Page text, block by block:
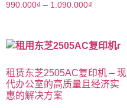
990.000₫ – 1.090.000₫
租赁东芝2505AC复印机 – 现
代办公室的高质量且经济实
惠的解决方案